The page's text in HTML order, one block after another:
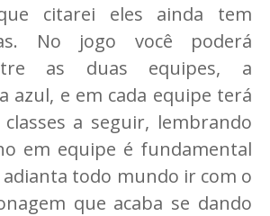
citarei eles ainda tem
No jogo você poderá
as duas equipes, a
azul, e em cada equipe terá
a seguir, lembrando
em equipe é fundamental
todo mundo ir com o
que acaba se dando